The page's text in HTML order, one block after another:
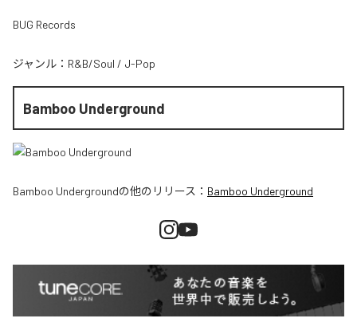
BUG Records
ジャンル： R&B/Soul / J-Pop
Bamboo Underground
Bamboo Undergroundの他のリリース： Bamboo Underground